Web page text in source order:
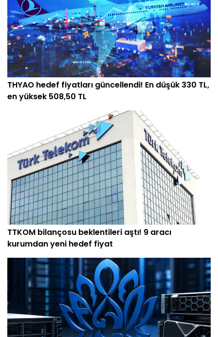
THYAO hedef fiyatları güncellendi! En düşük 330 TL,
en yüksek 508,50 TL
TTKOM bilançosu beklentileri aştı! 9 aracı
kurumdan yeni hedef fiyat